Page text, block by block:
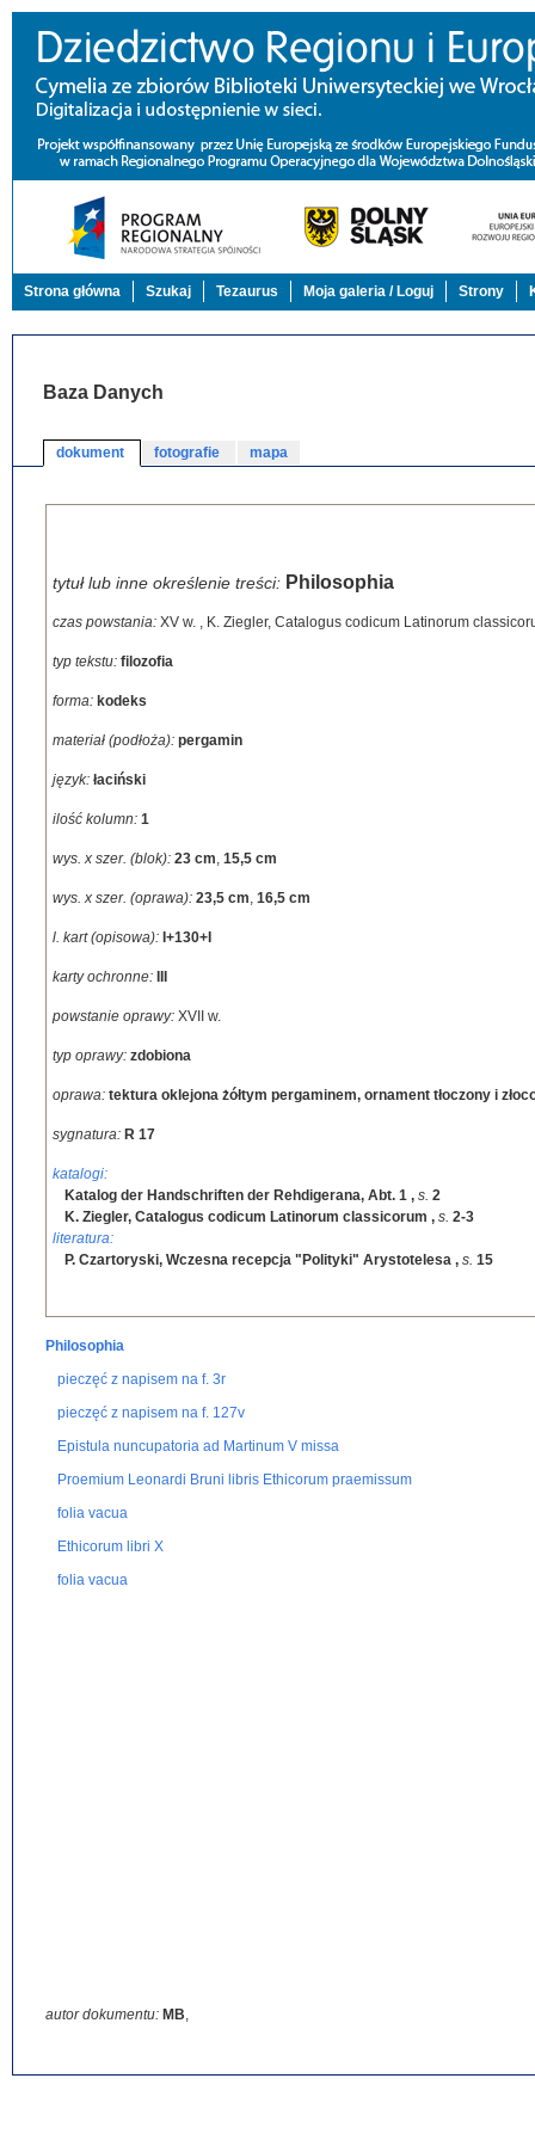
Strona główna Szukaj Tezaurus Moja galeria / Loguj Strony
Baza Danych
dokument fotografie mapa
tytuł lub inne określenie treści: Philosophia
czas powstania: XV w. , K. Ziegler, Catalogus codicum Latinorum
typ tekstu: filozofia
forma: kodeks
materiał (podłoża): pergamin
język: łaciński
ilość kolumn: 1
wys. x szer. (blok): 23 cm, 15,5 cm
wys. x szer. (oprawa): 23,5 cm, 16,5 cm
l. kart (opisowa): I+130+I
karty ochronne:
powstanie oprawy: XVII w.
typ oprawy: zdobiona
oprawa: tektura oklejona żółtym pergaminem, ornament tłoczony i
sygnatura: R 17
katalogi:
Katalog der Handschriften der Rehdigerana, Abt. 1 , s. 2
K. Ziegler, Catalogus codicum Latinorum classicorum , s. 2-3
literatura:
P. Czartoryski, Wczesna recepcja "Polityki" Arystotelesa , s. 15
Philosophia
pieczęć z napisem na f. 3r
pieczęć z napisem na f. 127v
Epistula nuncupatoria ad Martinum V missa
Proemium Leonardi Bruni libris Ethicorum praemissum
folia vacua
Ethicorum libri X
folia vacua
autor dokumentu: MB,